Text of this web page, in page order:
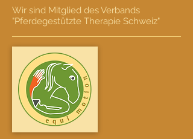
Wir sind Mitglied des Verbands
"Pferdegestützte Therapie Schweiz"